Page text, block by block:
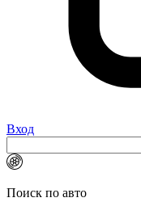
Вход
Поиск по авто